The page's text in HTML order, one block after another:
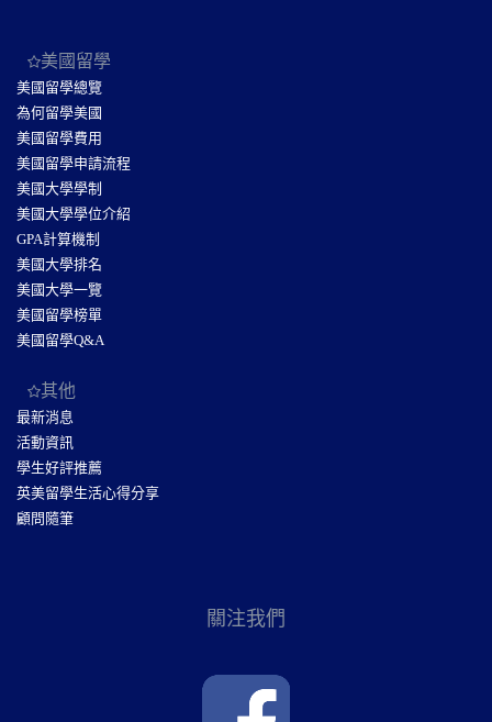
美國留學
美國留學總覽
為何留學美國
美國留學費用
美國留學申請流程
美國大學學制
美國大學學位介紹
GPA計算機制
美國大學排名
美國大學一覽
美國留學榜單
美國留學Q&A
其他
最新消息
活動資訊
學生好評推薦
英美留學生活心得分享
顧問隨筆
關注我們